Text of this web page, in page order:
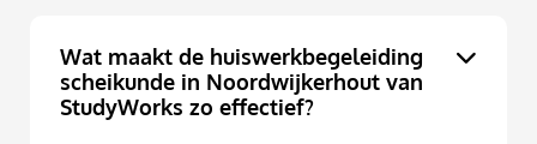
Wat maakt de huiswerkbegeleiding
scheikunde in Noordwijkerhout van
StudyWorks zo effectief?